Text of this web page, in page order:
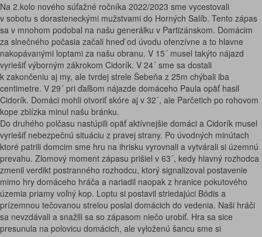
Na 2.kolo nového súťažné ročníka 2022/2023 sme vycestovali
v sobotu s dorasteneckými mužstvami do Horných Salíb. Tento zápas
sa v mnohom podobal na našu generálku v Partizánskom. Domácim
za slnečného počasia začali hneď od úvodu ofenzívne a to hlavne
nakopávanými loptami za našu obranu. V 15´ musel takýto nájazd
vyriešiť výborným zákrokom Cidorík. V 24´ sme sa dostali
k zakončeniu aj my, ale tvrdej strele Šebeňa z 25m chýbali iba
centimetre. V 29´ pri ďaľšom nájazde domáceho Paula opäť hasil
Cidorík. Domáci mohli otvoriť skóre aj v 32´, ale Parčetich po rohovom
kope zblízka minul našu bránku.
Do druhého polčasu nastúpili opäť aktívnejšie domáci a Cidorík musel
vyriešiť nebezpečnú situáciu z pravej strany. Po úvodných minútach
ktoré patrili domcim sme hru na ihrisku vyrovnali a vytvárali si územnú
prevahu. Zlomový moment zápasu prišiel v 63´, kedy hlavný rozhodca
zmenil verdikt postranného rozhodcu, ktorý signalizoval postavenie
mimo hry domáceho hráča a nariadil naopak z hranice pokutového
územia priamy voľný kop. Loptu si postavil striedajúci Bódis a
prízemnou tečovanou strelou poslal domácich do vedenia. Naši hráči
sa nevzdávali a snažili sa so zápasom niečo urobiť. Hra sa sice
presunula na polovicu domácich, ale vyloženú šancu sme si